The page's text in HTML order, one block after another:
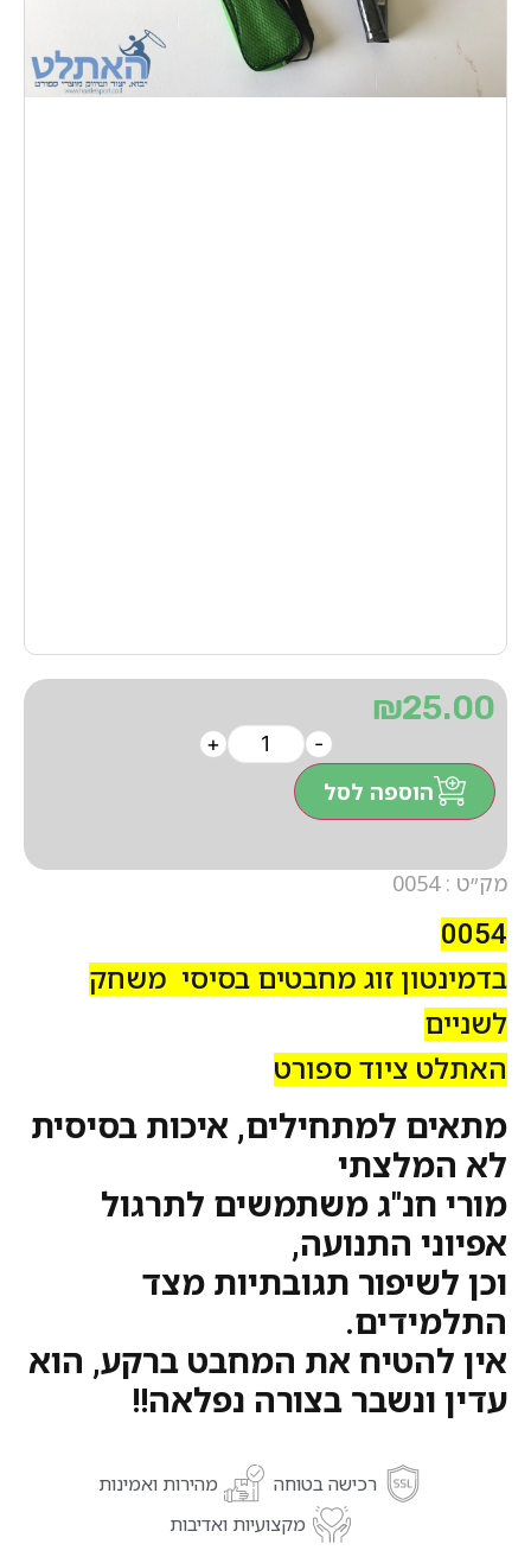
מק״ט : 0054
0054
בדמינטון זוג מחבטים בסיסי משחק
לשניים
האתלט ציוד ספורט
מתאים למתחילים, איכות בסיסית
לא המלצתי
מורי חנ"ג משתמשים לתרגול
אפיוני התנועה,
וכן לשיפור תגובתיות מצד
התלמידים.
אין להטיח את המחבט ברקע, הוא
עדין ונשבר בצורה נפלאה!!
₪25.00
-
+
הוספה לסל
רכישה בטוחה
מהירות ואמינות
מקצועיות ואדיבות